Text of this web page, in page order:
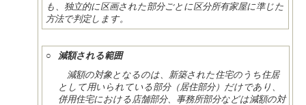
も、独立的に区画された部分ごとに区分所有家屋に準じた
方法で判定します。
○
減額される範囲
減額の対象となるのは、新築された住宅のうち住居
として用いられている部分（居住部分）だけであり、
併用住宅における店舗部分、事務所部分などは減額の対